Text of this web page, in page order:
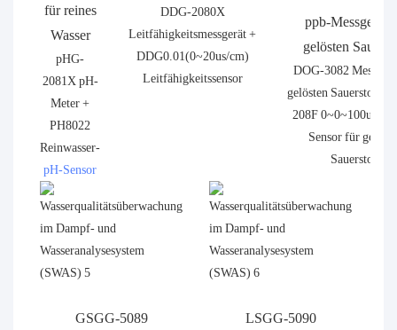
für reines
Wasser
pHG-
2081X pH-
Meter +
PH8022
Reinwasser-
pH-Sensor
DDG-2080X
Leitfähigkeitsmessgerät +
DDG0.01(0~20us/cm)
Leitfähigkeitssensor
ppb-Messgerät
gelösten
DOG-3082
gelösten Sauerstoff +
208F 0~0~100ug/L
Sensor für
Sauerstoff
GSGG-5089 LSGG-5090